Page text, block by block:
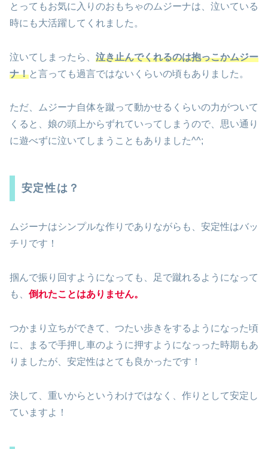
とってもお気に入りのおもちゃのムジーナは、泣いている
時にも大活躍してくれました。
泣いてしまったら、 泣き止んでくれるのは抱っこかムジー
ナ！と言っても過言ではないくらいの頃もありました。
ただ、ムジーナ自体を蹴って動かせるくらいの力がついて
くると、娘の頭上からずれていってしまうので、思い通り
に遊べずに泣いてしまうこともありました^^;
安定性は？
ムジーナはシンプルな作りでありながらも、安定性はバッ
チリです！
掴んで振り回すようになっても、足で蹴れるようになって
も、 倒れたことはありません。
つかまり立ちができて、つたい歩きをするようになった頃
に、まるで手押し車のように押すようになっった時期もあ
りましたが、安定性はとても良かったです！
決して、重いからというわけではなく、作りとして安定し
ていますよ！